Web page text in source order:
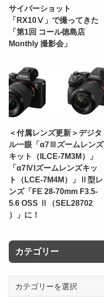
サイバーショット
「RX10Ⅴ」で撮ってきた
「第1回 コール徳島店
Monthly 撮影会」
＜付属レンズ更新＞デジタ
ル一眼「α7Ⅲズームレンズ
キット（ILCE-7M3M）」
「α7ⅣIズームレンズキッ
ト（LCE-7M4M）」Ⅱ型レ
ンズ「FE 28-70mm F3.5-
5.6 OSS Ⅱ（SEL28702
）」に！
カテゴリー